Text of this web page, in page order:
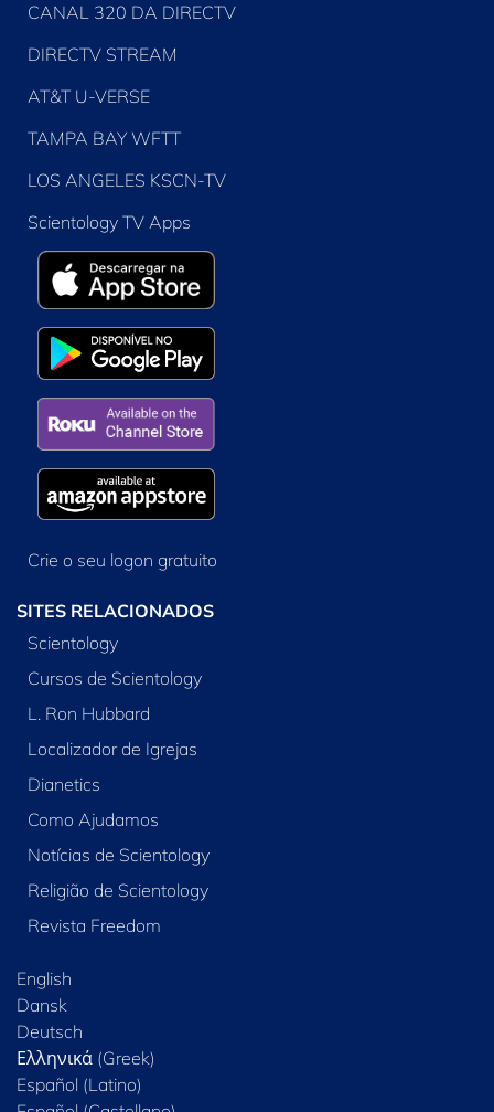
CANAL 320 DA DIRECTV
DIRECTV STREAM
AT&T U-VERSE
TAMPA BAY WFTT
LOS ANGELES KSCN-TV
Scientology TV Apps
Crie o seu logon gratuito
SITES RELACIONADOS
Scientology
Cursos de Scientology
L. Ron Hubbard
Localizador de Igrejas
Dianetics
Como Ajudamos
Notícias de Scientology
Religião de Scientology
Revista Freedom
English
Dansk
Deutsch
Ελληνικά (Greek)
Español (Latino)